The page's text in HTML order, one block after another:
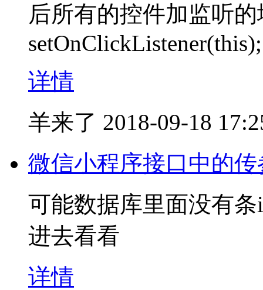
后所有的控件加监听
setOnClickListener(this);
详情
羊来了 2018-09-18
微信小程序接口中的
可能数据库里面没有
进去看看
详情